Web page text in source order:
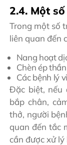
2.4. Một
Trong một số
liên quan đến
Nang hoạt
Chèn ép
Các bệnh lý
Đặc biệt, nếu
bắp chân,
thở, người
quan đến tắc
cần được xử lý